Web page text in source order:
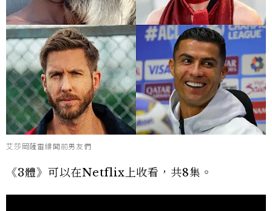
艾莎岡薩雷緋聞前男友們
《3體》可以在Netflix上收看，共8集。